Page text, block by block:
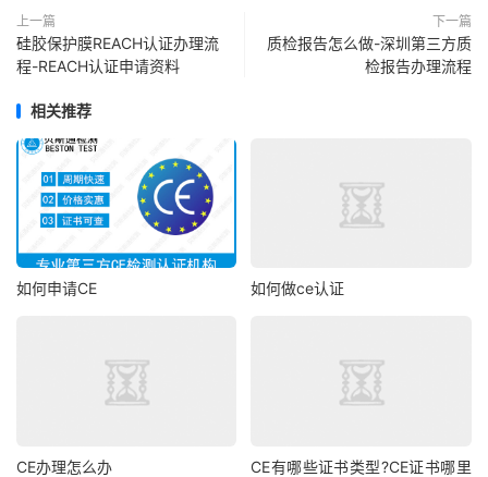
上一篇
硅胶保护膜REACH认证办理流
程-REACH认证申请资料
下一篇
质检报告怎么做-深圳第三方质
检报告办理流程
相关推荐
如何申请CE 如何做ce认证
CE办理怎么办
CE有哪些证书类型?CE证书哪里